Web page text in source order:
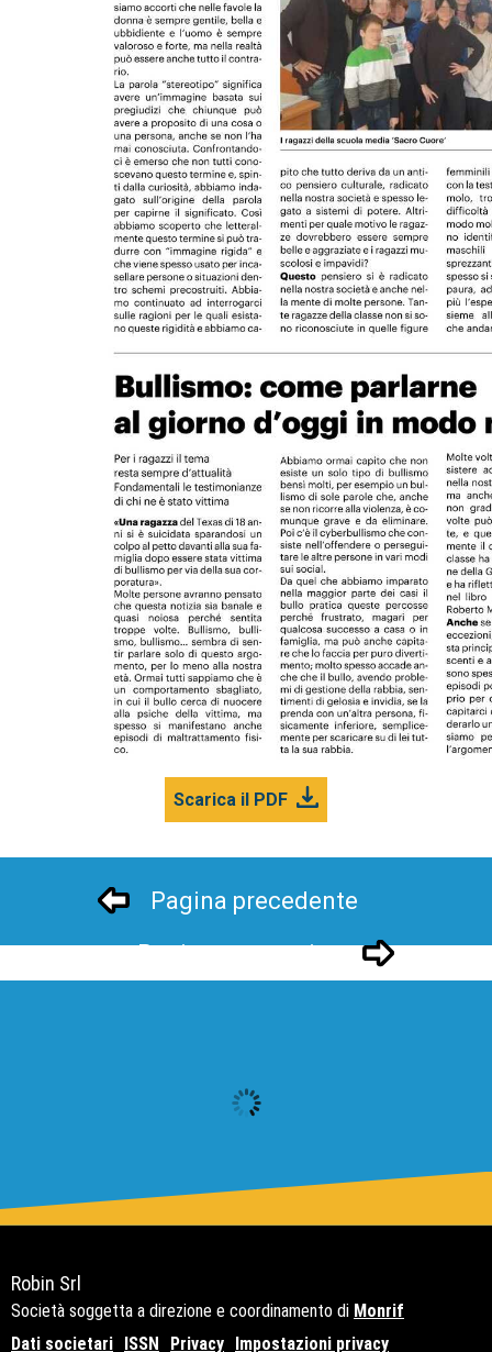
Scarica il PDF
Pagina precedente
Pagina successivo
Robin Srl
Società soggetta a direzione e coordinamento di Monrif
Dati societari ISSN Privacy Impostazioni privacy